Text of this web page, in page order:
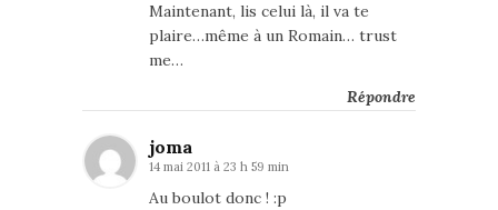
Maintenant, lis celui là, il va te
plaire…même à un Romain… trust
me…
Répondre
joma
14 mai 2011 à 23 h 59 min
Au boulot donc ! :p